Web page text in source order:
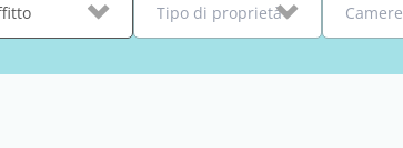
Tipo di proprietà Camere